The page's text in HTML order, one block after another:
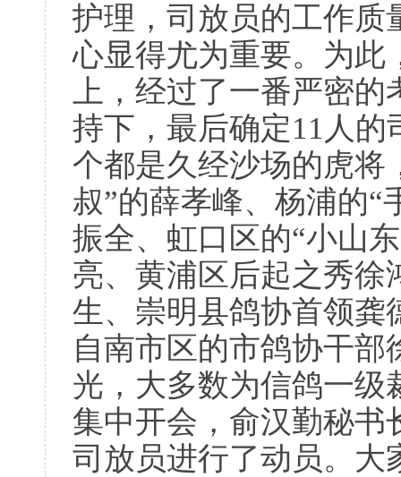
护理，司放员的工作质
心显得尤为重要。为此
上，经过了一番严密的
持下，最后确定11人
个都是久经沙场的虎将
叔”的薛孝峰、杨浦的“
振全、虹口区的“小山
亮、黄浦区后起之秀徐
生、崇明县鸽协首领龚
自南市区的市鸽协干部
光，大多数为信鸽一级
集中开会，俞汉勤秘书
司放员进行了动员。大